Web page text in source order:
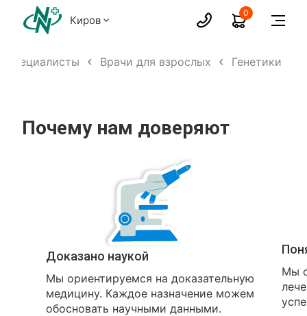
Киров
0
Специалисты Врачи для взрослых Генетики
Почему нам доверяют
Доказано наукой
Мы ориентируемся на доказательную
медицину. Каждое назначение можем
обосновать научными данными.
Мы